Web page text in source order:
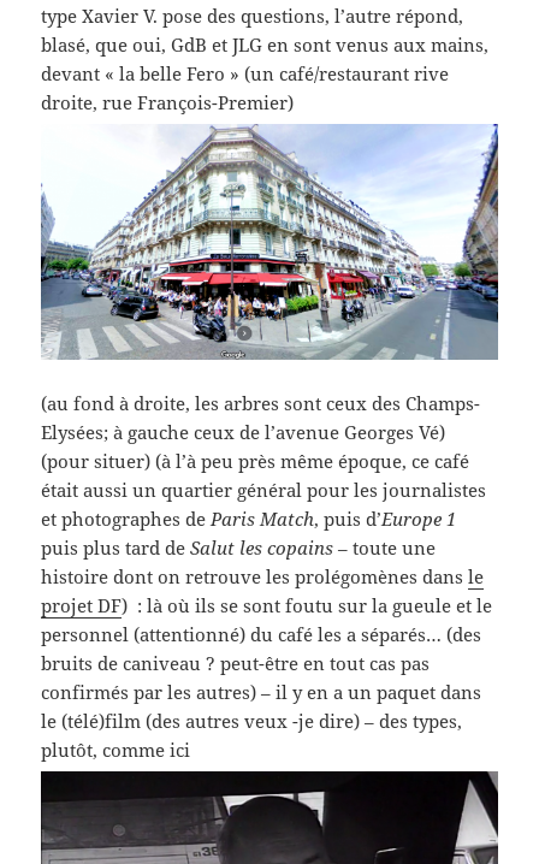
type Xavier V. pose des questions, l’autre répond,
blasé, que oui, GdB et JLG en sont venus aux mains,
devant « la belle Fero » (un café/restaurant rive
droite, rue François-Premier)
(au fond à droite, les arbres sont ceux des Champs-
Elysées; à gauche ceux de l’avenue Georges Vé)
(pour situer) (à l’à peu près même époque, ce café
était aussi un quartier général pour les journalistes
et photographes de Paris Match, puis d’Europe 1
puis plus tard deSalut les copains – toute une
histoire dont on retrouve les prolégomènes dansle
projet DF) : là où ils se sont foutu sur la gueule et le
personnel (attentionné) du café les a séparés… (des
bruits de caniveau ? peut-être en tout cas pas
confirmés par les autres) – il y en a un paquet dans
le (télé)film (des autres veux -je dire) – des types,
plutôt, comme ici